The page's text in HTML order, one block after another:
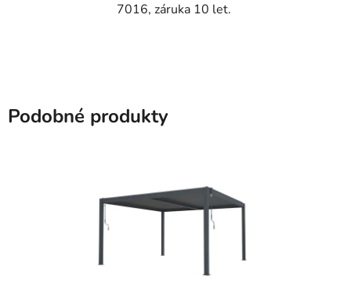
7016, záruka 10 let.
Podobné produkty